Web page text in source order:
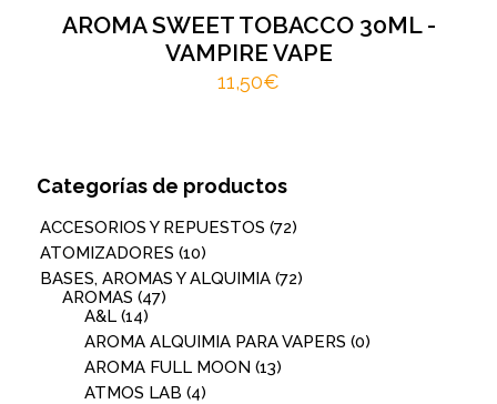
AROMA SWEET TOBACCO 30ML -
VAMPIRE VAPE
11,50€
Categorías de productos
ACCESORIOS Y REPUESTOS (72)
ATOMIZADORES (10)
BASES, AROMAS Y ALQUIMIA (72)
AROMAS (47)
A&L (14)
AROMA ALQUIMIA PARA VAPERS (0)
AROMA FULL MOON (13)
ATMOS LAB (4)